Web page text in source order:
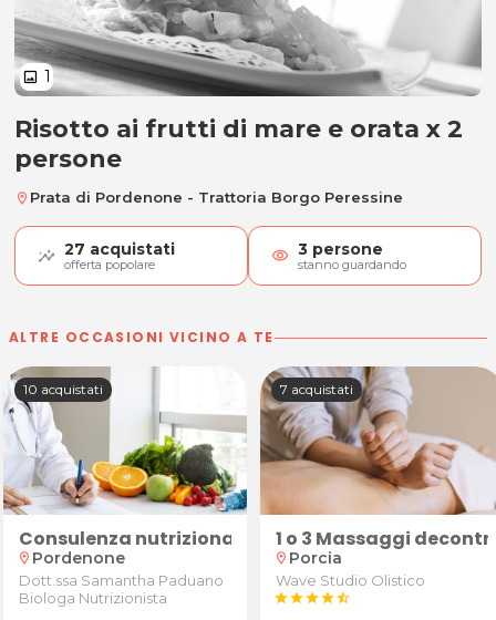
image 1
Risotto ai frutti di mare e orata x
Risotto ai frutti di mare e orata x 2
persone
location_on Prata di Pordenone - Trattoria Borgo Peressine
27 acquistati
offerta popolare visibility 3 persone
stanno guardando
ALTRE OCCASIONI VICINO A TE
Olistico Terapia & Salute a Pordenone
e salicilico
10 acquistati
Consulenza nutrizionale, analisi composizione
location_on Pordenone
Dott.ssa Samantha Paduano
Biologa Nutrizionista
7 acquistati
1 o 3 Massaggi
location_on Porcia
Wave Studio Olistico
starstarstarstarstar_half